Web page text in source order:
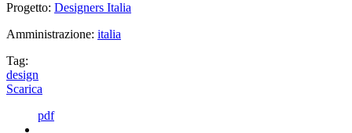
Progetto: Designers Italia
Amministrazione: italia
Tag:
design
Scarica
pdf